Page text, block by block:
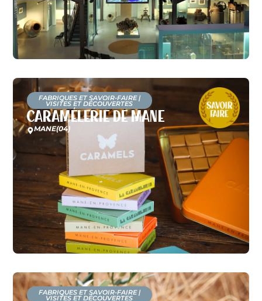
FABRIQUES ET SAVOIR-FAIRE|
VISITES ET DÉCOUVERTES
Caramélerie de Mane
MANE(04)
FABRIQUES ET SAVOIR-FAIRE|
VISITES ET DÉCOUVERTES